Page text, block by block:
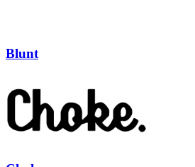
Blunt